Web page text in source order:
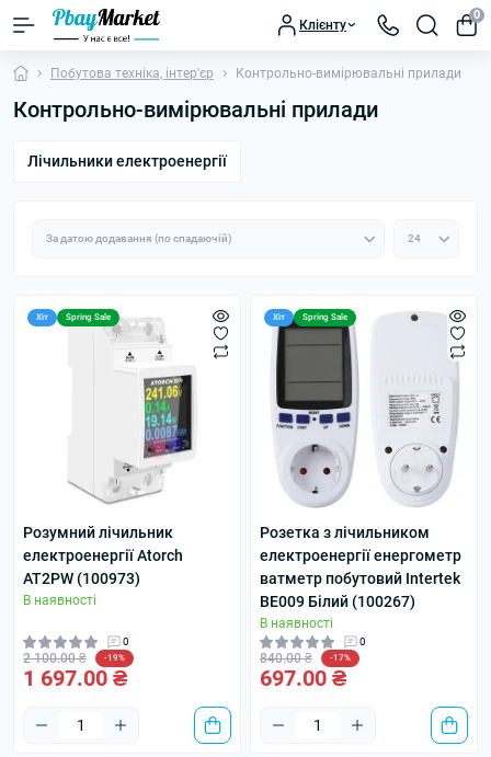
Клієнту
0
Побутова техніка, інтер'єр Контрольно-вимірювальні прилади
Контрольно-вимірювальні прилади
Лічильники електроенергії
Хіт Spring Sale
Розумний лічильник
електроенергії Atorch
AT2PW (100973)
В наявності
0
2 100.00 ₴ -19%
1 697.00 ₴
Хіт Spring Sale
Розетка з лічильником
електроенергії енергометр
ватметр побутовий Intertek
BE009 Білий (100267)
В наявності
0
840.00 ₴ -17%
697.00 ₴